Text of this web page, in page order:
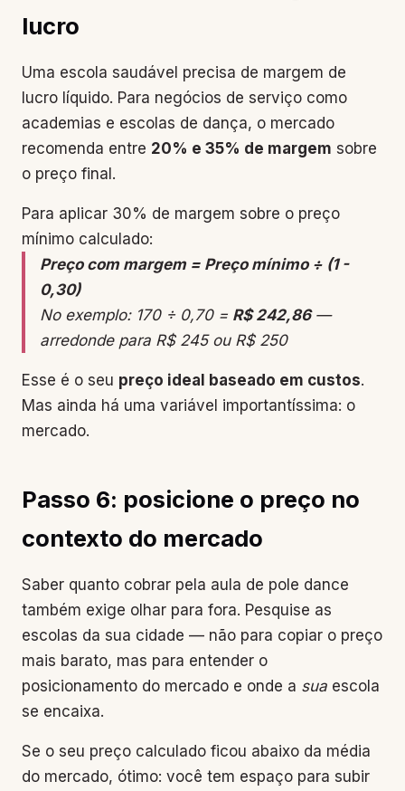
lucro
Uma escola saudável precisa de margem de
lucro líquido. Para negócios de serviço como
academias e escolas de dança, o mercado
recomenda entre 20% e 35% de margem sobre
o preço final.
Para aplicar 30% de margem sobre o preço
mínimo calculado:
Preço com margem = Preço mínimo ÷ (1 -
0,30)
No exemplo: 170 ÷ 0,70 = R$ 242,86—
arredonde para R$ 245 ou R$ 250
Esse é o seu preço ideal baseado em custos.
Mas ainda há uma variável importantíssima: o
mercado.
Passo 6: posicione o preço no
contexto do mercado
Saber quanto cobrar pela aula de pole dance
também exige olhar para fora. Pesquise as
escolas da sua cidade — não para copiar o preço
mais barato, mas para entender o
posicionamento do mercado e onde a sua escola
se encaixa.
Se o seu preço calculado ficou abaixo da média
do mercado, ótimo: você tem espaço para subir